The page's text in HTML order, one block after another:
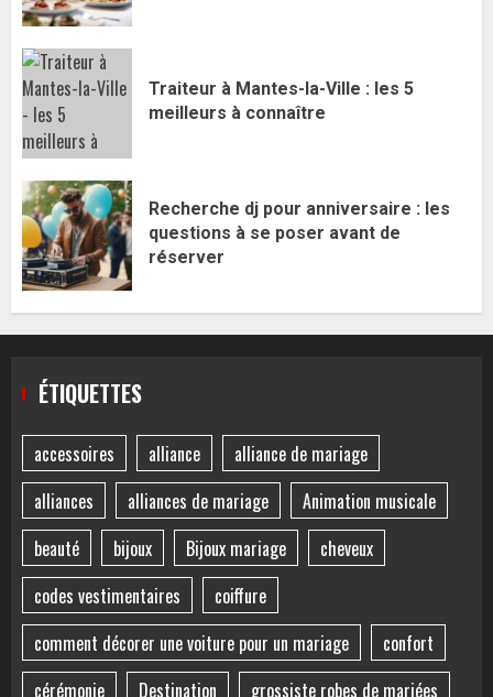
Traiteur à Mantes-la-Ville : les 5
meilleurs à connaître
Recherche dj pour anniversaire : les
questions à se poser avant de
réserver
ÉTIQUETTES
accessoires alliance
alliance de mariage
alliances
alliances de mariage
Animation musicale
beauté
bijoux Bijoux mariage
cheveux
codes vestimentaires
coiffure
comment décorer une voiture pour un mariage
confort
cérémonie
Destination
grossiste robes de mariées